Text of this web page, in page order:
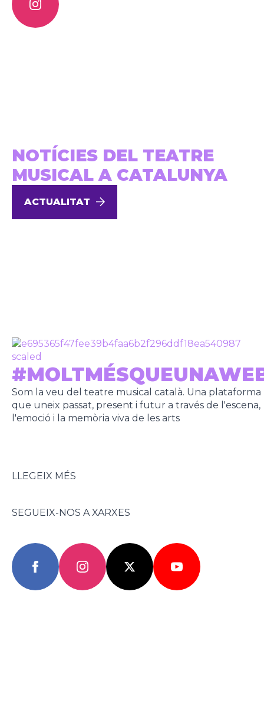
NOTÍCIES DEL TEATRE
MUSICAL A CATALUNYA
ACTUALITAT
Som la veu del teatre musical català. Una plataforma
que uneix passat, present i futur a través de l'escena,
l'emoció i la memòria viva de les arts
LLEGEIX MÉS
SEGUEIX-NOS A XARXES